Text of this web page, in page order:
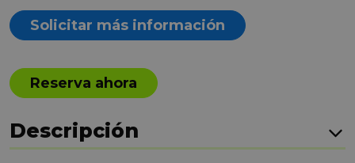
Solicitar más información
Reserva ahora
Descripción